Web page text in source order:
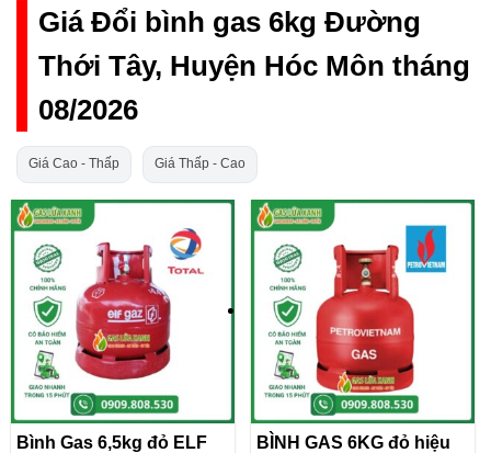
Giá Đổi bình gas 6kg Đường
Thới Tây, Huyện Hóc Môn tháng
08/2026
Giá Cao - Thấp Giá Thấp - Cao
Bình Gas 6,5kg đỏ ELF
BÌNH GAS 6KG đỏ hiệu